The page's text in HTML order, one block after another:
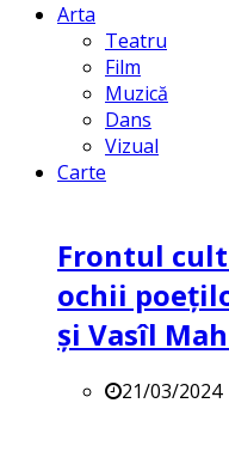
Arta
Teatru
Film
Muzică
Dans
Vizual
Carte
Frontul
ochii
și Vasîl
21/03/2024